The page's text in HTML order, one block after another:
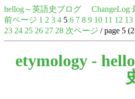
hellog～英語史ブログ ChangeLog
前ページ 1 2 3 4 5 6 7 8 9 10 11 12 13
23 24 25 26 27 28 次ページ / page 5
etymology -